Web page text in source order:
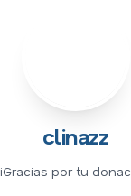
clinazz
¡Gracias por tu